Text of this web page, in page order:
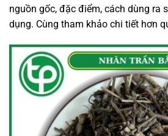
nguồn gốc, đặc điểm, cách dùng ra
dụng. Cùng tham khảo chi tiết hơn